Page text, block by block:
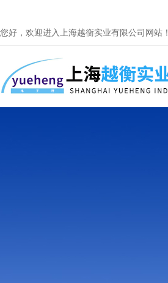
您好，欢迎进入上海越衡实业有限公司网站！